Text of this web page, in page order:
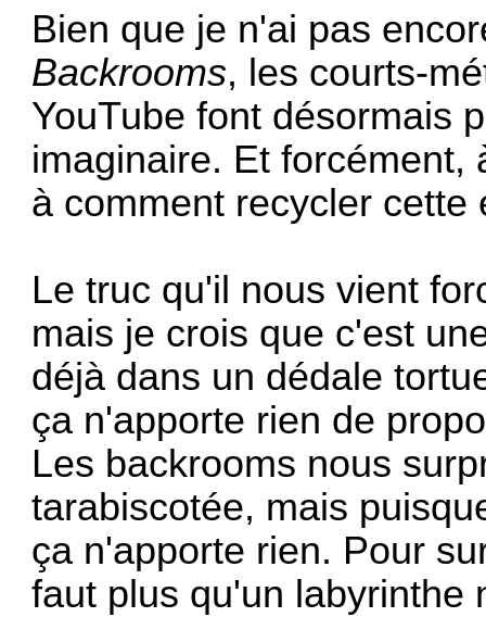
Bien que je n'ai pas
Backrooms, les courts-
YouTube font désormais
imaginaire. Et forcément,
à comment recycler cette
Le truc qu'il nous vient
mais je crois que c'est
déjà dans un dédale
ça n'apporte rien de
Les backrooms nous
tarabiscotée, mais
ça n'apporte rien. Pour
faut plus qu'un labyrinthe